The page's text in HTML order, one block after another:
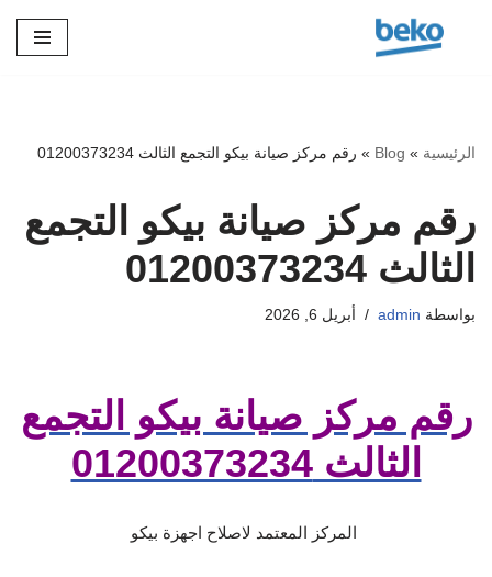
الرئيسية »
Blog
» رقم مركز صيانة بيكو التجمع الثالث 01200373234
رقم مركز صيانة بيكو التجمع
الثالث 01200373234
بواسطة admin أبريل 6, 2026
رقم مركز صيانة بيكو التجمع
الثالث 01200373234
المركز المعتمد لاصلاح اجهزة بيكو